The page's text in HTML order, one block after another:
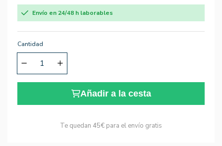
Envío en 24/48 h laborables
Cantidad
Añadir a la cesta
Te quedan 45€ para el envío gratis